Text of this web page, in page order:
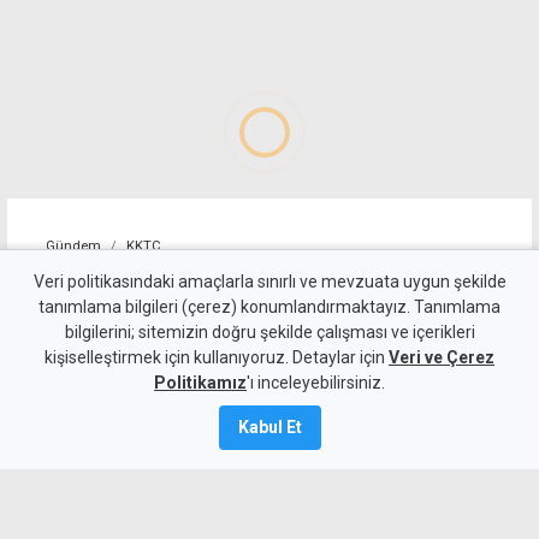
Gündem KKTC
10 kişi kalan Beşiktaş'tan
altın değerinde galibiyet
Veri politikasındaki amaçlarla sınırlı ve mevzuata uygun şekilde
tanımlama bilgileri (çerez) konumlandırmaktayız. Tanımlama
bilgilerini; sitemizin doğru şekilde çalışması ve içerikleri
kişiselleştirmek için kullanıyoruz. Detaylar için Veri ve Çerez
Politikamız'ı inceleyebilirsiniz.
Kabul Et